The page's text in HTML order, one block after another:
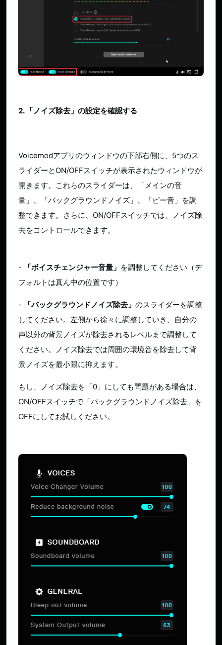
2. 「ノイズ除去」の設定を確認する
Voicemodアプリのウィンドウの下部右側に、5つのス
ライダーとON/OFFスイッチが表示されたウィンドウが
開きます。これらのスライダーは、「メインの音
量」、「バックグラウンドノイズ」、「ピー音」を調
整できます。さらに、ON/OFFスイッチでは、ノイズ除
去をコントロールできます。
- 「ボイスチェンジャー音量」 を調整してください（デ
フォルトは真ん中の位置です）
- 「バックグラウンドノイズ除去」のスライダーを調整
してください。左側から徐々に調整していき、自分の
声以外の背景ノイズが除去されるレベルまで調整して
ください。ノイズ除去では周囲の環境音を除去して背
景ノイズを最小限に抑えます。
もし、ノイズ除去を「0」にしても問題がある場合は、
ON/OFFスイッチで「バックグラウンドノイズ除去」を
OFFにしてお試しください。